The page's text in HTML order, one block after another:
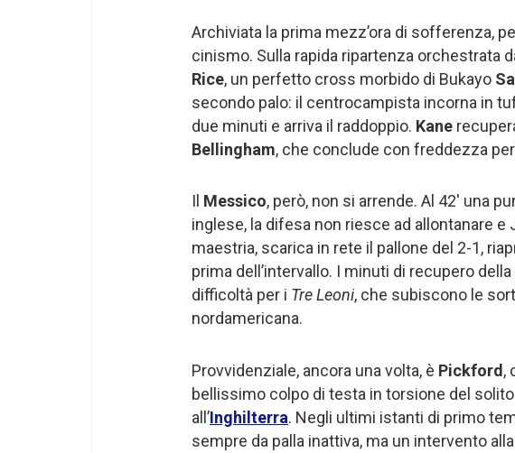
Archiviata la prima mezz’ora di sofferenza,
cinismo. Sulla rapida ripartenza orchestrata
Rice, un perfetto cross morbido di Bukayo
secondo palo: il centrocampista incorna in
due minuti e arriva il raddoppio. Kane
Bellingham, che conclude con freddezza per
Il Messico, però, non si arrende. Al 42′ una
inglese, la difesa non riesce ad allontanare e
maestria, scarica in rete il pallone del 2-1,
prima dell’intervallo. I minuti di recupero
difficoltà per i Tre Leoni, che subiscono le
nordamericana.
Provvidenziale, ancora una volta, è Pickford,
bellissimo colpo di testa in torsione del
all’Inghilterra. Negli ultimi istanti di primo
sempre da palla inattiva, ma un intervento